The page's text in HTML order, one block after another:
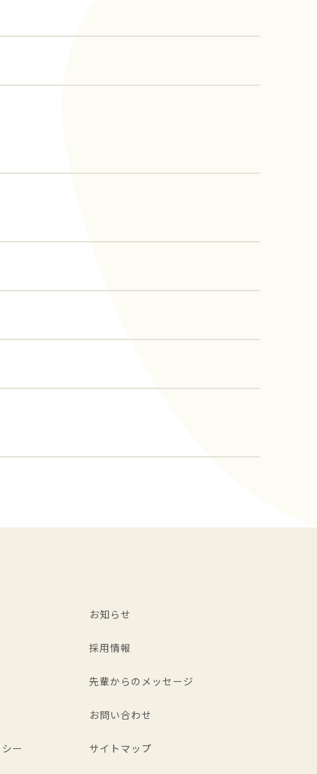
お知らせ
採用情報
先輩からのメッセージ
お問い合わせ
ー サイトマップ